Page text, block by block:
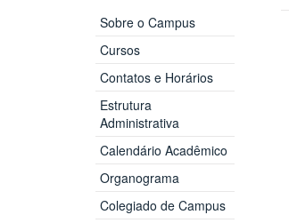
Sobre o Campus
Cursos
Contatos e Horários
Estrutura
Administrativa
Calendário Acadêmico
Organograma
Colegiado de Campus